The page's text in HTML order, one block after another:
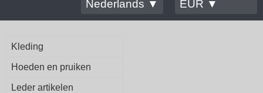
Nederlands ▼
EUR ▼
Kleding
Hoeden en pruiken
Leder artikelen